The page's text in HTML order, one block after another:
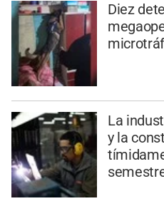
Diez
La
y la